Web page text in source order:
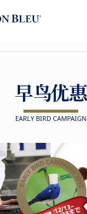
早鸟优惠
EARLY BIRD CAMPAIGN